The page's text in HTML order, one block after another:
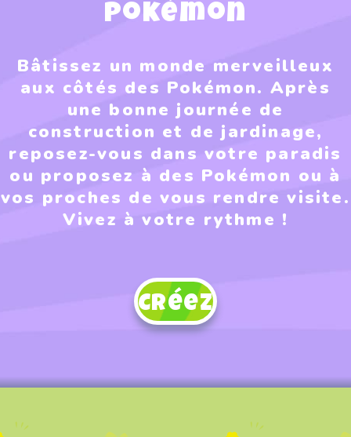
Pokémon
Bâtissez un monde merveilleux
aux côtés des Pokémon. Après
une bonne journée de
construction et de jardinage,
reposez-vous dans votre paradis
ou proposez à des Pokémon ou à
vos proches de vous rendre visite.
Vivez à votre rythme !
Créez